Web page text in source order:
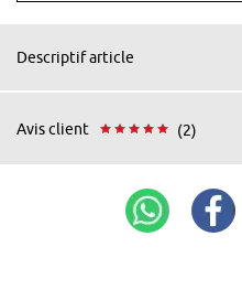
Descriptif article
Avis client (2)